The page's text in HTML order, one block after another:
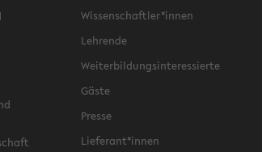
Wissenschaftler*innen
Lehrende
Weiterbildungsinteressierte
Gäste
Presse
Lieferant*innen